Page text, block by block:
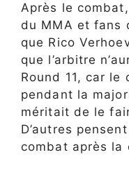
Après le
du MMA et fans
que Rico
que l’arbitre
Round 11, car le
pendant la
méritait de le
D’autres
combat après la